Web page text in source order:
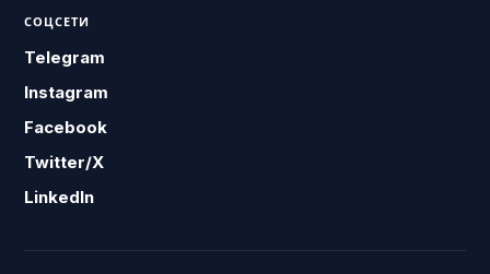
СОЦСЕТИ
Telegram
Instagram
Facebook
Twitter/X
LinkedIn